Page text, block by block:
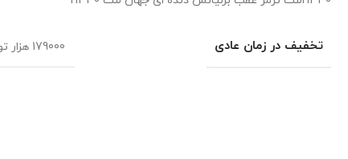
تخفیف در زمان عادی 179000 هزار تومان